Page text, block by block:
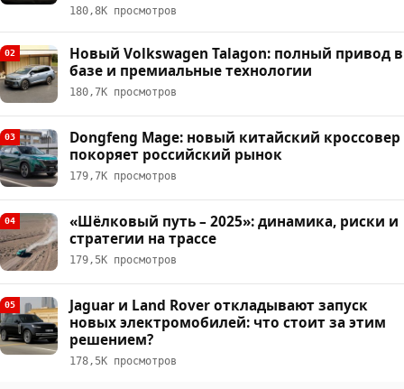
180,8К просмотров
02
Новый Volkswagen Talagon: полный привод в
базе и премиальные технологии
180,7К просмотров
03
Dongfeng Mage: новый китайский кроссовер
покоряет российский рынок
179,7К просмотров
04
«Шёлковый путь – 2025»: динамика, риски и
стратегии на трассе
179,5К просмотров
05
Jaguar и Land Rover откладывают запуск
новых электромобилей: что стоит за этим
решением?
178,5К просмотров